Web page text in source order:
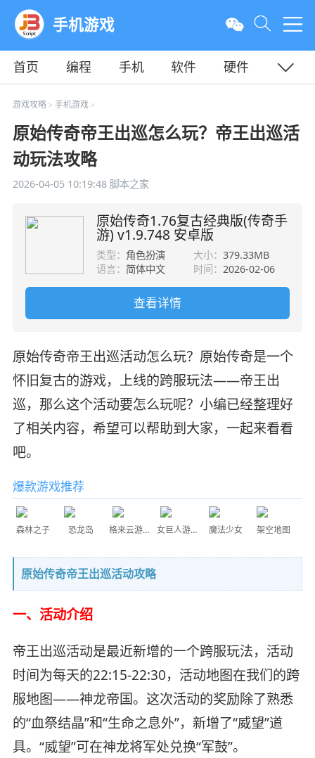
手机游戏
首页 编程 手机 软件
硬件
教程
平面
游戏攻略> 手机游戏>
原始传奇帝王出巡怎么玩？帝王出巡活
动玩法攻略
2026-04-05 10:19:48脚本之家
原始传奇1.76复古经典版(传奇手
游) v1.9.748 安卓版
类型： 角色扮演 大小： 379.33MB
语言： 简体中文 时间： 2026-02-06
查看详情
原始传奇帝王出巡活动怎么玩？原始传奇是一个
怀旧复古的游戏，上线的跨服玩法——帝王出
巡，那么这个活动要怎么玩呢？小编已经整理好
了相关内容，希望可以帮助到大家，一起来看看
吧。
爆款游戏推荐
森林之子 恐龙岛 格来云游戏 女巨人游乐场 魔法少女 架空地图
原始传奇帝王出巡活动攻略
一、活动介绍
帝王出巡活动是最近新增的一个跨服玩法，活动
时间为每天的22:15-22:30，活动地图在我们的跨
服地图——神龙帝国。这次活动的奖励除了熟悉
的“血祭结晶”和“生命之息外”，新增了“威望”道
具。“威望”可在神龙将军处兑换“军鼓”。